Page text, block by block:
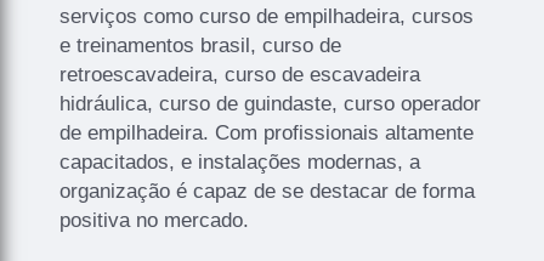
serviços como curso de empilhadeira, cursos
e treinamentos brasil, curso de
retroescavadeira, curso de escavadeira
hidráulica, curso de guindaste, curso operador
de empilhadeira. Com profissionais altamente
capacitados, e instalações modernas, a
organização é capaz de se destacar de forma
positiva no mercado.